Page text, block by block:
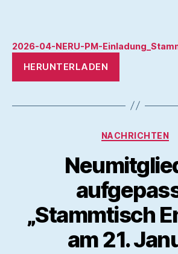
2026-04-NERU-PM-
HERUNTERLADEN
NACHRICHTEN
„Stammtisch
am 21.